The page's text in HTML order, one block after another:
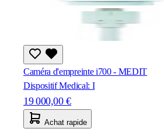
Caméra d'empreinte i700 - MEDIT
Dispositif Medical: I
19 000,00 €
Achat rapide